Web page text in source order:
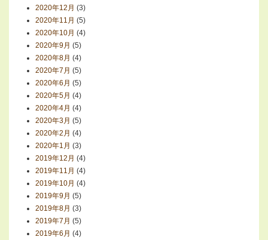
2020年12月 (3)
2020年11月 (5)
2020年10月 (4)
2020年9月 (5)
2020年8月 (4)
2020年7月 (5)
2020年6月 (5)
2020年5月 (4)
2020年4月 (4)
2020年3月 (5)
2020年2月 (4)
2020年1月 (3)
2019年12月 (4)
2019年11月 (4)
2019年10月 (4)
2019年9月 (5)
2019年8月 (3)
2019年7月 (5)
2019年6月 (4)